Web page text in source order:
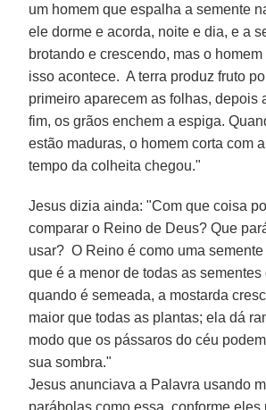
um homem que espalha a semente
ele dorme e acorda, noite e dia, e a
brotando e crescendo, mas o
isso acontece. A terra produz fruto
primeiro aparecem as folhas, depois
fim, os grãos enchem a espiga.
estão maduras, o homem corta com
tempo da colheita chegou."
Jesus dizia ainda: "Com que coisa
comparar o Reino de Deus? Que
usar? O Reino é como uma semente
que é a menor de todas as
quando é semeada, a mostarda
maior que todas as plantas; ela dá
modo que os pássaros do céu
sua sombra."
Jesus anunciava a Palavra usando
parábolas como essa, conforme eles